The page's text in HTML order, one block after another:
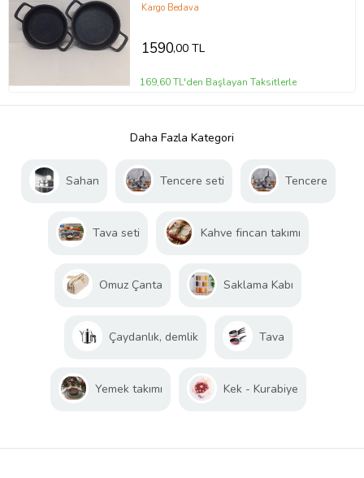
Kargo Bedava
1590,00 TL
169,60 TL'den Başlayan Taksitlerle
Daha Fazla Kategori
Sahan Tencere seti Tencere
Tava seti Kahve fincan takımı
Omuz Çanta Saklama Kabı
Çaydanlık, demlik Tava
Yemek takımı Kek - Kurabiye